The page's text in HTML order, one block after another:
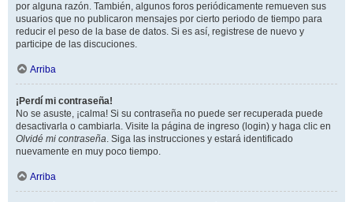
por alguna razón. También, algunos foros periódicamente remueven sus
usuarios que no publicaron mensajes por cierto periodo de tiempo para
reducir el peso de la base de datos. Si es así, registrese de nuevo y
participe de las discuciones.
Arriba
¡Perdí mi contraseña!
No se asuste, ¡calma! Si su contraseña no puede ser recuperada puede
desactivarla o cambiarla. Visite la página de ingreso (login) y haga clic en
Olvidé mi contraseña. Siga las instrucciones y estará identificado
nuevamente en muy poco tiempo.
Arriba